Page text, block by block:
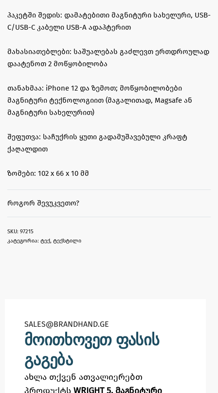
პაკეტში შედის: დამატებითი მაგნიტური სახელური, USB-
C/USB-C კაბელი USB-A ადაპტერით
მახასიათებლები: საშუალებას გაძლევთ ერთდროულად
დაატენოთ 2 მოწყობილობა
თანახმაა: iPhone 12 და ზემოთ; მოწყობილობები
მაგნიტური ტექნოლოგიით (მაგალითად, Magsafe ან
მაგნიტური სახელურით)
შეფუთვა: საჩუქრის ყუთი გადამუშავებული კრაფტ
ქაღალდით
ზომები: 102 x 66 x 10 მმ
ᲠᲝᲒᲝᲠ ᲨᲔᲕᲣᲙᲕᲔᲗᲝ?
97215
კატეგორია: ტექ, ტექსტილი
SALES@BRANDHAND.GE​
მოითხოვეთ ფასის
გაგება
ახლა თქვენ ათვალიერებთ
პროდუქტს WRIGHT 5. მაგნიტური